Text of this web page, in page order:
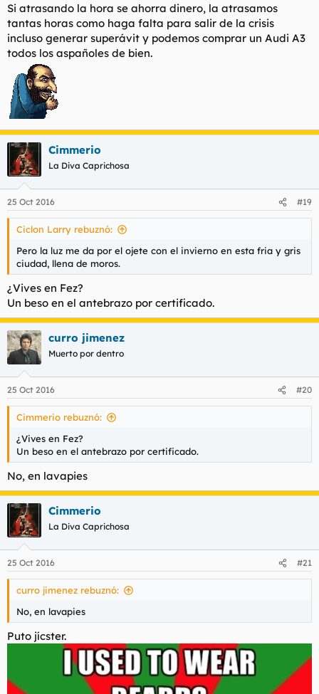
Si atrasando la hora se ahorra dinero, la atrasamos
tantas horas como haga falta para salir de la crisis
incluso generar superávit y podemos comprar un Audi A3
todos los aspañoles de bien.
Cimmerio
La Diva Caprichosa
25 Oct 2016 #19
Ciclon Larry rebuznó:
Pero la luz me da por el ojete con el invierno en esta fria y gris
ciudad, llena de moros.
¿Vives en Fez?
Un beso en el antebrazo por certificado.
curro jimenez
Muerto por dentro
25 Oct 2016 #20
Cimmerio rebuznó:
¿Vives en Fez?
Un beso en el antebrazo por certificado.
No, en lavapies
Cimmerio
La Diva Caprichosa
25 Oct 2016 #21
curro jimenez rebuznó:
No, en lavapies
Puto jícster.